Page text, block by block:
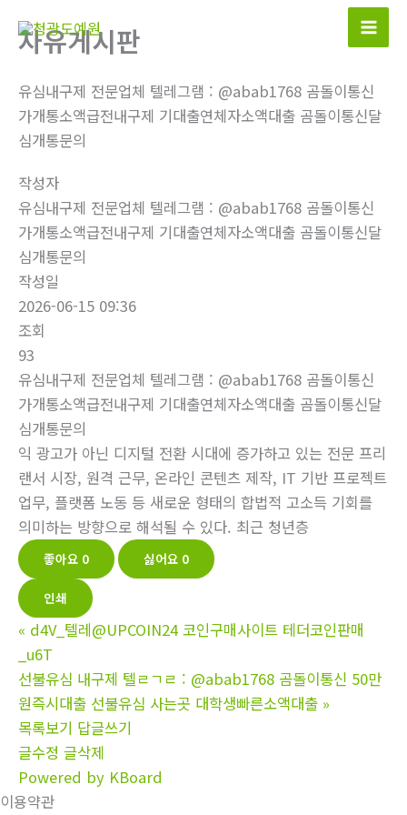
자유게시판
유심내구제 전문업체 텔레그램 : @abab1768 곰돌이통신
가개통소액급전내구제 기대출연체자소액대출 곰돌이통신달
심개통문의
작성자
유심내구제 전문업체 텔레그램 : @abab1768 곰돌이통신
가개통소액급전내구제 기대출연체자소액대출 곰돌이통신달
심개통문의
작성일
2026-06-15 09:36
조회
93
유심내구제 전문업체 텔레그램 : @abab1768 곰돌이통신
가개통소액급전내구제 기대출연체자소액대출 곰돌이통신달
심개통문의
익 광고가 아닌 디지털 전환 시대에 증가하고 있는 전문 프리
랜서 시장, 원격 근무, 온라인 콘텐츠 제작, IT 기반 프로젝트
업무, 플랫폼 노동 등 새로운 형태의 합법적 고소득 기회를
의미하는 방향으로 해석될 수 있다. 최근 청년층
좋아요 0 싫어요 0
인쇄
« d4V_텔레@UPCOIN24 코인구매사이트 테더코인판매
_u6T
선불유심 내구제 텔ㄹㄱㄹ : @abab1768 곰돌이통신 50만
원즉시대출 선불유심 사는곳 대학생빠른소액대출 »
목록보기 답글쓰기
글수정 글삭제
Powered by KBoard
이용약관